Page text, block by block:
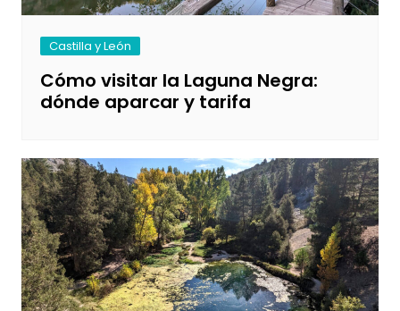
Castilla y León
Cómo visitar la Laguna Negra:
dónde aparcar y tarifa